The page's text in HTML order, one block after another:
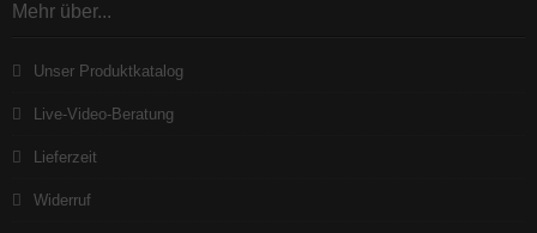
Mehr über...
Unser Produktkatalog
Live-Video-Beratung
Lieferzeit
Widerruf